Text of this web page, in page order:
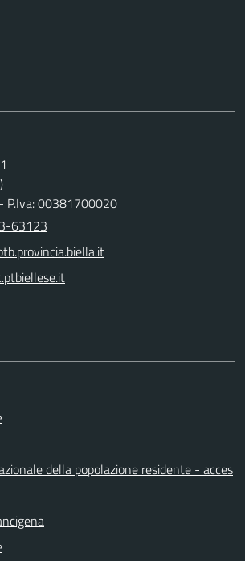
P.Iva: 00381700020
63123
della popolazione residente - acces